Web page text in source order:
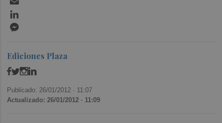
Ediciones Plaza
Publicado: 26/01/2012 · 11:07
Actualizado: 26/01/2012 · 11:09